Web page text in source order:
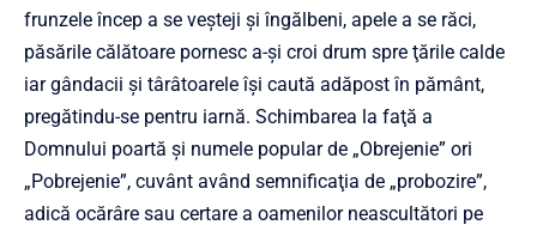
frunzele încep a se veşteji şi îngălbeni, apele a se răci,
păsările călătoare pornesc a-şi croi drum spre ţările calde
iar gândacii şi târâtoarele îşi caută adăpost în pământ,
pregătindu-se pentru iarnă. Schimbarea la faţă a
Domnului poartă şi numele popular de „Obrejenie” ori
„Pobrejenie”, cuvânt având semnificaţia de „probozire”,
adică ocărâre sau certare a oamenilor neascultători pe